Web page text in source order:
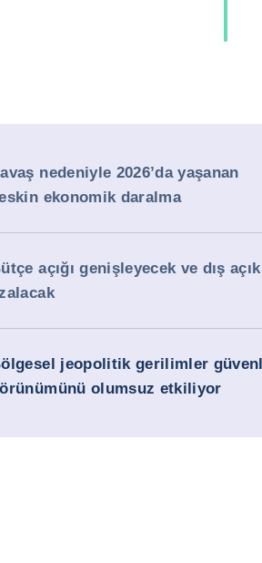
nedeniyle 2026’da yaşanan
ekonomik daralma
açığı genişleyecek ve dış açık
jeopolitik gerilimler
olumsuz etkiliyor